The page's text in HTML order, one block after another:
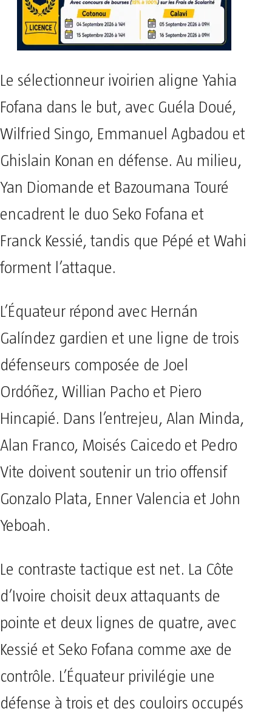
Le sélectionneur ivoirien aligne Yahia
Fofana dans le but, avec Guéla Doué,
Wilfried Singo, Emmanuel Agbadou et
Ghislain Konan en défense. Au milieu,
Yan Diomande et Bazoumana Touré
encadrent le duo Seko Fofana et
Franck Kessié, tandis que Pépé et Wahi
forment l’attaque.
L’Équateur répond avec Hernán
Galíndez gardien et une ligne de trois
défenseurs composée de Joel
Ordóñez, Willian Pacho et Piero
Hincapié. Dans l’entrejeu, Alan Minda,
Alan Franco, Moisés Caicedo et Pedro
Vite doivent soutenir un trio offensif
Gonzalo Plata, Enner Valencia et John
Yeboah.
Le contraste tactique est net. La Côte
d’Ivoire choisit deux attaquants de
pointe et deux lignes de quatre, avec
Kessié et Seko Fofana comme axe de
contrôle. L’Équateur privilégie une
défense à trois et des couloirs occupés